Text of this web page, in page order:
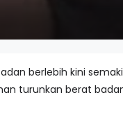
berlebih kini
turunkan berat